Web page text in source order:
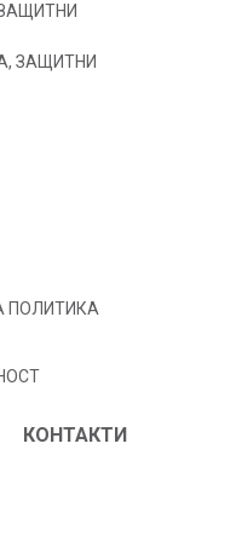
ЗАЩИТНИ
ПОЛИТИКА
КОНТАКТИ